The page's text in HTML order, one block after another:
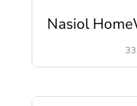
Nasiol